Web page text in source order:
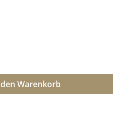
Wert
Warenkorb